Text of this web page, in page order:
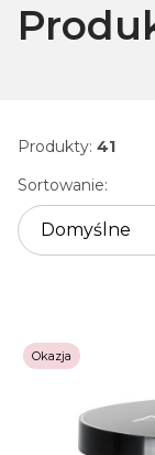
Produkty: 41
Lista
Sortowanie:
Domyślne
Okazja